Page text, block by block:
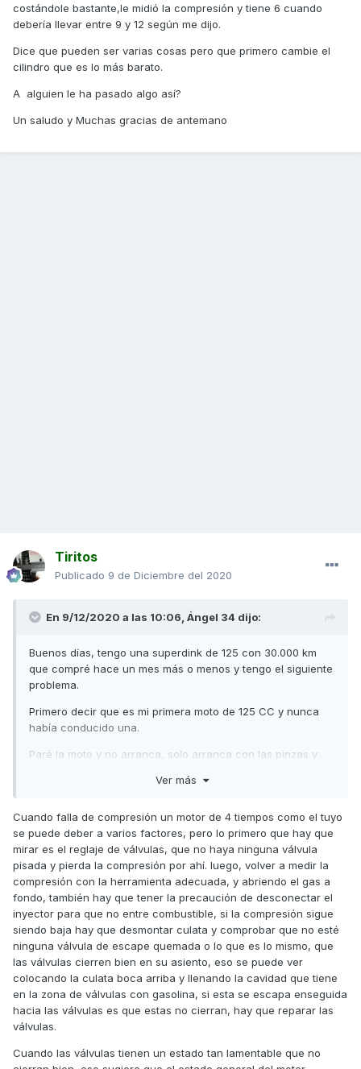
costándole bastante,le midió la compresión y tiene 6 cuando
debería llevar entre 9 y 12 según me dijo.
Dice que pueden ser varias cosas pero que primero cambie el
cilindro que es lo más barato.
A alguien le ha pasado algo así?
Un saludo y Muchas gracias de antemano
Tiritos
Publicado 9 de Diciembre del 2020
En 9/12/2020 a las 10:06, Ángel 34 dijo:
Buenos días, tengo una superdink de 125 con 30.000 km
que compré hace un mes más o menos y tengo el siguiente
problema.
Primero decir que es mi primera moto de 125 CC y nunca
había conducido una.
Paré la moto y no arranca, solo arranca con las pinzas y
cuando debería llevar entre 9 y 12 según me dijo.
Dice que pueden ser varias cosas pero que primero cambie
el cilindro que es lo más barato.
A alguien le ha pasado algo así?
Un saludo y Muchas gracias de antemano
Ver más
Cuando falla de compresión un motor de 4 tiempos como el tuyo
se puede deber a varios factores, pero lo primero que hay que
mirar es el reglaje de válvulas, que no haya ninguna válvula
pisada y pierda la compresión por ahí. luego, volver a medir la
compresión con la herramienta adecuada, y abriendo el gas a
fondo, también hay que tener la precaución de desconectar el
inyector para que no entre combustible, si la compresión sigue
siendo baja hay que desmontar culata y comprobar que no esté
ninguna válvula de escape quemada o lo que es lo mismo, que
las válvulas cierren bien en su asiento, eso se puede ver
colocando la culata boca arriba y llenando la cavidad que tiene
en la zona de válvulas con gasolina, si esta se escapa enseguida
hacia las válvulas es que estas no cierran, hay que reparar las
válvulas.
Cuando las válvulas tienen un estado tan lamentable que no